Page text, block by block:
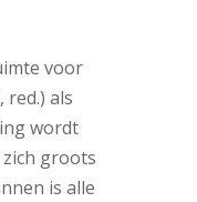
voor
als
wordt
groots
is alle